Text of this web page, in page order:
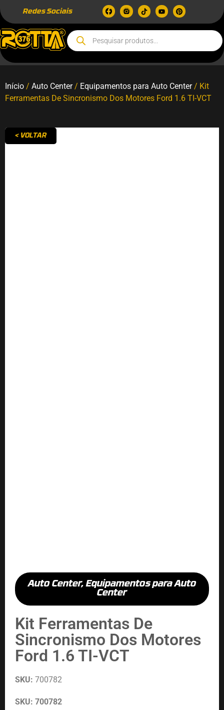
Redes Sociais
Início / Auto Center/ Equipamentos para Auto Center/ Kit
Ferramentas De Sincronismo Dos Motores Ford 1.6 TI-VCT
< VOLTAR
Auto Center,Equipamentos para Auto
Center
Kit Ferramentas De
Sincronismo Dos Motores
Ford 1.6 TI-VCT
SKU: 700782
SKU: 700782